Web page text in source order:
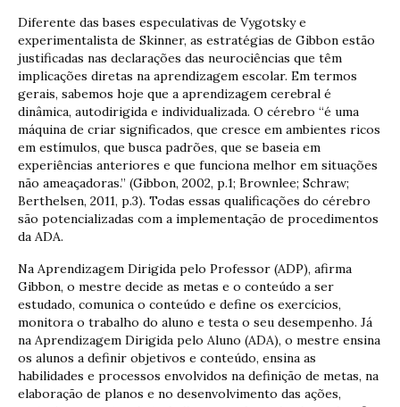
Diferente das bases especulativas de Vygotsky e
experimentalista de Skinner, as estratégias de Gibbon estão
justificadas nas declarações das neurociências que têm
implicações diretas na aprendizagem escolar. Em termos
gerais, sabemos hoje que a aprendizagem cerebral é
dinâmica, autodirigida e individualizada. O cérebro “é uma
máquina de criar significados, que cresce em ambientes ricos
em estímulos, que busca padrões, que se baseia em
experiências anteriores e que funciona melhor em situações
não ameaçadoras.” (Gibbon, 2002, p.1; Brownlee; Schraw;
Berthelsen, 2011, p.3). Todas essas qualificações do cérebro
são potencializadas com a implementação de procedimentos
da ADA.
Na Aprendizagem Dirigida pelo Professor (ADP), afirma
Gibbon, o mestre decide as metas e o conteúdo a ser
estudado, comunica o conteúdo e define os exercícios,
monitora o trabalho do aluno e testa o seu desempenho. Já
na Aprendizagem Dirigida pelo Aluno (ADA), o mestre ensina
os alunos a definir objetivos e conteúdo, ensina as
habilidades e processos envolvidos na definição de metas, na
elaboração de planos e no desenvolvimento das ações,